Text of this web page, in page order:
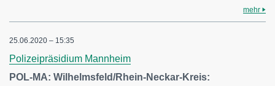
mehr
25.06.2020 – 15:35
Polizeipräsidium Mannheim
POL-MA: Wilhelmsfeld/Rhein-Neckar-Kreis: